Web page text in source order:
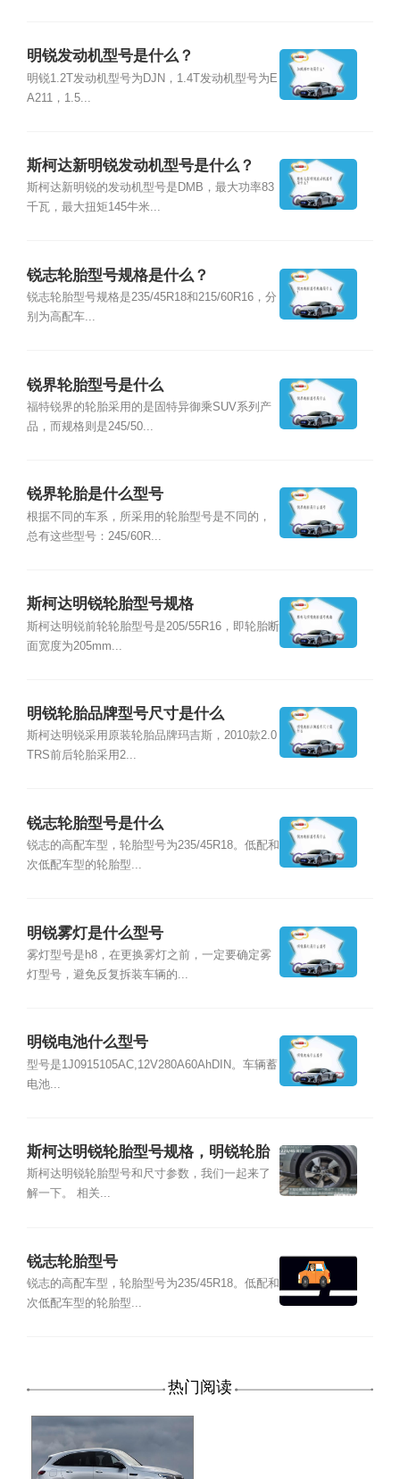
明锐发动机型号是什么？
明锐1.2T发动机型号为DJN，1.4T发动机型号为E
A211，1.5...
斯柯达新明锐发动机型号是什么？
斯柯达新明锐的发动机型号是DMB，最大功率83
千瓦，最大扭矩145牛米...
锐志轮胎型号规格是什么？
锐志轮胎型号规格是235/45R18和215/60R16，分
别为高配车...
锐界轮胎型号是什么
福特锐界的轮胎采用的是固特异御乘SUV系列产
品，而规格则是245/50...
锐界轮胎是什么型号
根据不同的车系，所采用的轮胎型号是不同的，
总有这些型号：245/60R...
斯柯达明锐轮胎型号规格
斯柯达明锐前轮轮胎型号是205/55R16，即轮胎断
面宽度为205mm...
明锐轮胎品牌型号尺寸是什么
斯柯达明锐采用原装轮胎品牌玛吉斯，2010款2.0
TRS前后轮胎采用2...
锐志轮胎型号是什么
锐志的高配车型，轮胎型号为235/45R18。低配和
次低配车型的轮胎型...
明锐雾灯是什么型号
雾灯型号是h8，在更换雾灯之前，一定要确定雾
灯型号，避免反复拆装车辆的...
明锐电池什么型号
型号是1J0915105AC,12V280A60AhDIN。车辆蓄
电池...
斯柯达明锐轮胎型号规格，明锐轮胎
尺寸参数
斯柯达明锐轮胎型号和尺寸参数，我们一起来了
解一下。 相关...
锐志轮胎型号
锐志的高配车型，轮胎型号为235/45R18。低配和
次低配车型的轮胎型...
热门阅读